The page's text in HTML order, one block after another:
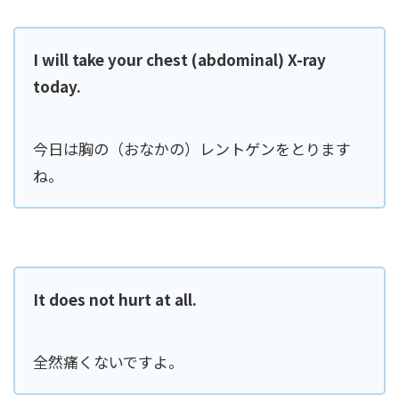
I will take your chest (abdominal) X-ray
today.
今日は胸の（おなかの）レントゲンをとります
ね。
It does not hurt at all.
全然痛くないですよ。